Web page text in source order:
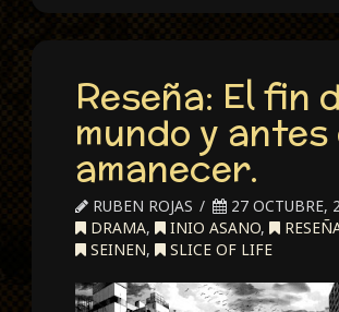
Reseña: El fin
mundo y antes
amanecer.
RUBEN ROJAS
27 OCTUBRE,
DRAMA, INIO ASANO,
SEINEN, SLICE OF LIFE